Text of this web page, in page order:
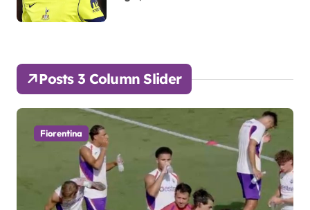
Posts 3 Column Slider
Fiorentina